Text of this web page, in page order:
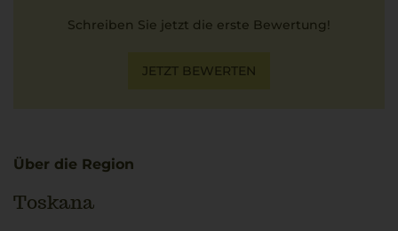
Schreiben Sie jetzt die erste Bewertung!
JETZT BEWERTEN
Über die Region
Toskana